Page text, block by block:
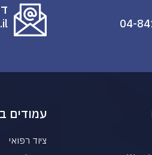
04-
עמודים
ציוד רפואי